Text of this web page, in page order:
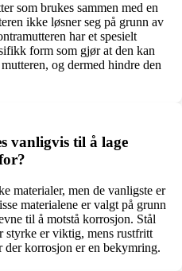
som brukes sammen med en
ikke løsner seg på grunn av
har et spesielt
form som gjør at den kan
og dermed hindre den
vanligvis til å lage
materialer, men de vanligste er
materialene er valgt på grunn
til å motstå korrosjon. Stål
styrke er viktig, mens rustfritt
der korrosjon er en bekymring.